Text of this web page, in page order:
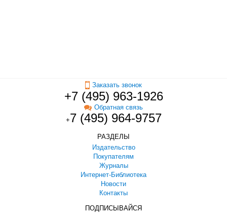
Заказать звонок
+7 (495) 963-1926
Обратная связь
+7 (495) 964-9757
РАЗДЕЛЫ
Издательство
Покупателям
Журналы
Интернет-Библиотека
Новости
Контакты
ПОДПИСЫВАЙСЯ